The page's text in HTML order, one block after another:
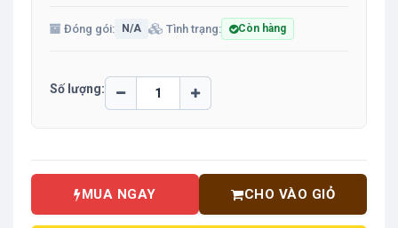
Đóng gói: N/A Tình trạng: Còn hàng
Số lượng:
MUA NGAY CHO VÀO GIỎ